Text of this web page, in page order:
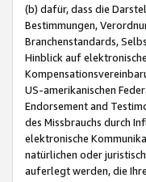
(b) dafür, dass die
Bestimmungen,
Branchenstandards,
Hinblick auf
US-amerikanischen
Endorsement and
des Missbrauchs durch
elektronische
natürlichen oder
auferlegt werden, die